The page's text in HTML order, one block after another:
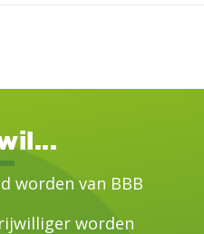
worden van BBB
worden